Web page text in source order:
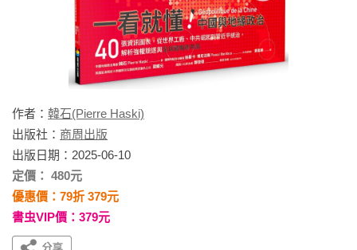
作者： 韓石(Pierre Haski)
出版社： 商周出版
出版日期：2025-06-10
定價： 480元
優惠價：79折 379元
書虫VIP價：379元